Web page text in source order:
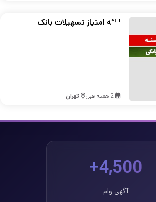
ارائه امتیاز تسهیلات بانک
2 هفته قبل تهران
4,500+
آگهی وام